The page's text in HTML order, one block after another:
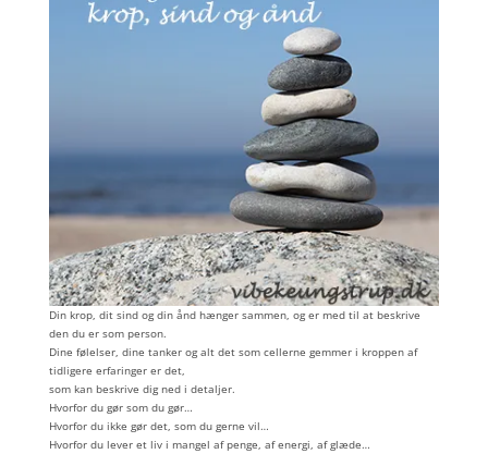
Din krop, dit sind og din ånd hænger sammen, og er med til at beskrive
den du er som person.
Dine følelser, dine tanker og alt det som cellerne gemmer i kroppen af
tidligere erfaringer er det,
som kan beskrive dig ned i detaljer.
Hvorfor du gør som du gør…
Hvorfor du ikke gør det, som du gerne vil…
Hvorfor du lever et liv i mangel af penge, af energi, af glæde…